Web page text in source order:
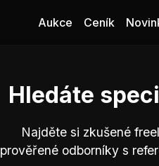
Aukce Ceník
Hledáte
Najděte si zkušené
prověřené odborníky s